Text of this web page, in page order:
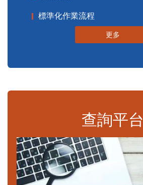
標準化作業流程
更多
查詢平台